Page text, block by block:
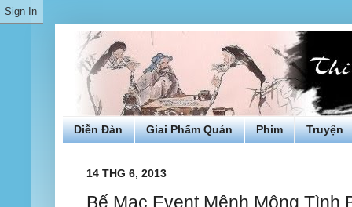
Diễn Đàn Giai Phẩm Quán Phim Truyện
14 THG 6, 2013
Bế Mạc Event Mênh Mông Tình